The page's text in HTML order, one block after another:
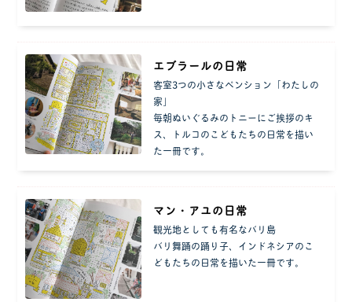
エブラールの日常
客室3つの小さなペンション「わたしの
家」
毎朝ぬいぐるみのトニーにご挨拶のキ
ス、トルコのこどもたちの日常を描い
た一冊です。
マン・アユの日常
観光地としても有名なバリ島
バリ舞踊の踊り子、インドネシアのこ
どもたちの日常を描いた一冊です。